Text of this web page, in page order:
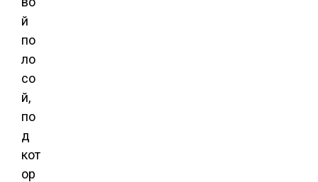
й
по
ло
со
й,
по
д
кот
ор